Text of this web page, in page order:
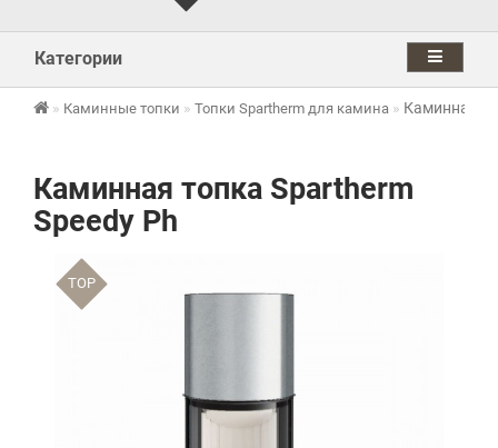
Категории
Каминные топки Топки Spartherm для камина Каминная
Каминная топка Spartherm
Speedy Ph
TOP